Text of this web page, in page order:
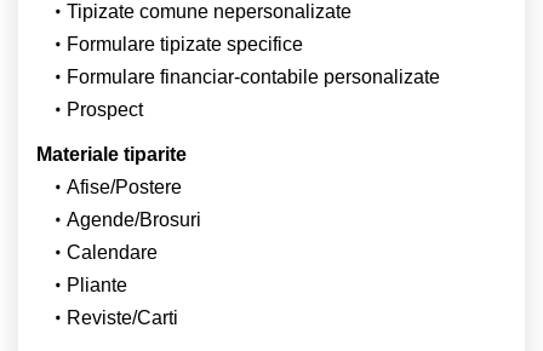
Tipizate comune nepersonalizate
Formulare tipizate specifice
Formulare financiar-contabile personalizate
Prospect
Materiale tiparite
Afise/Postere
Agende/Brosuri
Calendare
Pliante
Reviste/Carti